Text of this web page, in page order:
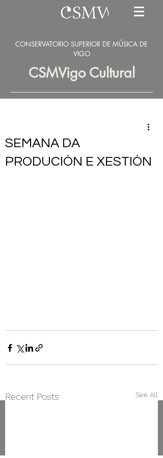
CONSERVATORIO SUPERIOR DE MÚSICA DE
VIGO
CSMVigo Cultural
SEMANA DA
PRODUCIÓN E XESTIÓN
Recent Posts See All